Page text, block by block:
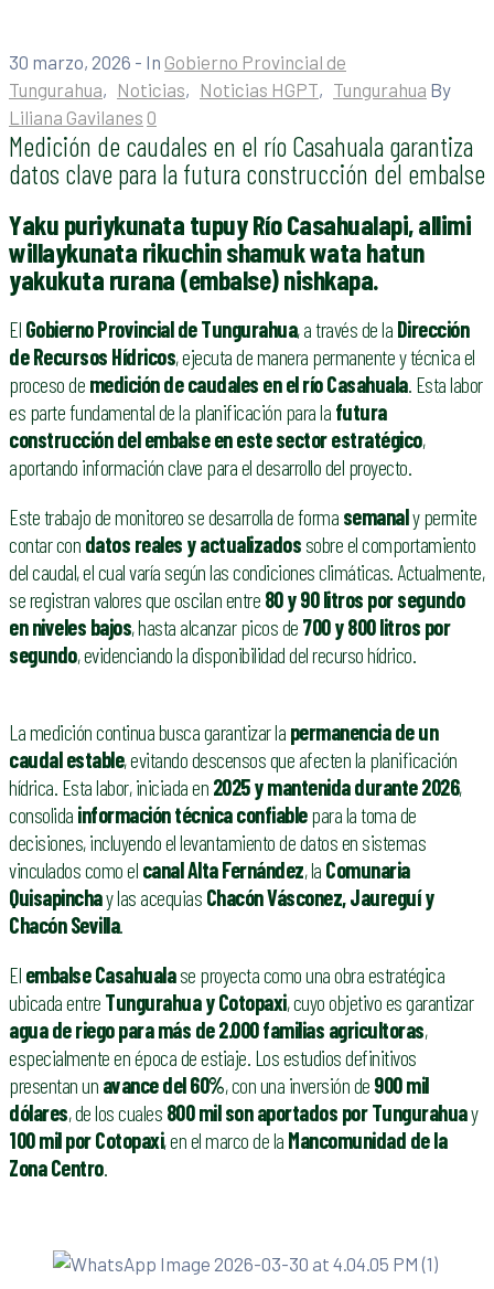
30 marzo, 2026 - In Gobierno Provincial de
Tungurahua‚ Noticias‚ Noticias HGPT‚ Tungurahua By
Liliana Gavilanes 0
Medición de caudales en el río Casahuala garantiza
datos clave para la futura construcción del embalse
Yaku puriykunata tupuy Río Casahualapi, allimi
willaykunata rikuchin shamuk wata hatun
yakukuta rurana (embalse) nishkapa.
El Gobierno Provincial de Tungurahua, a través de la Dirección
de Recursos Hídricos, ejecuta de manera permanente y técnica el
proceso de medición de caudales en el río Casahuala. Esta labor
es parte fundamental de la planificación para la futura
construcción del embalse en este sector estratégico,
aportando información clave para el desarrollo del proyecto.
Este trabajo de monitoreo se desarrolla de forma semanaly permite
contar con datos reales y actualizados sobre el comportamiento
del caudal, el cual varía según las condiciones climáticas. Actualmente,
se registran valores que oscilan entre 80 y 90 litros por segundo
en niveles bajos, hasta alcanzar picos de 700 y 800 litros por
segundo, evidenciando la disponibilidad del recurso hídrico.
La medición continua busca garantizar la permanencia de un
caudal estable, evitando descensos que afecten la planificación
hídrica. Esta labor, iniciada en 2025 y mantenida durante 2026,
consolida información técnica confiablepara la toma de
decisiones, incluyendo el levantamiento de datos en sistemas
vinculados como el canal Alta Fernández, la Comunaria
Quisapinchay las acequias Chacón Vásconez, Jaureguí y
Chacón Sevilla.
El embalse Casahualase proyecta como una obra estratégica
ubicada entre Tungurahua y Cotopaxi, cuyo objetivo es garantizar
agua de riego para más de 2.000 familias agricultoras,
especialmente en época de estiaje. Los estudios definitivos
presentan un avance del 60%, con una inversión de 900 mil
dólares, de los cuales 800 mil son aportados por Tungurahuay
100 mil por Cotopaxi, en el marco de la Mancomunidad de la
Zona Centro.